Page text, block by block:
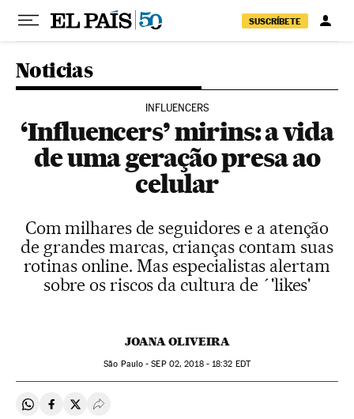
Pular para o conteúdo
SUSCRÍBETE
Noticias
INFLUENCERS
‘Influencers’ mirins: a vida
de uma geração presa ao
celular
Com milhares de seguidores e a atenção
de grandes marcas, crianças contam suas
rotinas online. Mas especialistas alertam
sobre os riscos da cultura de ´'likes'
JOANA OLIVEIRA
São Paulo -SEP02, 2018 - 18:32 EDT
Compartir en Whatsapp
Compartir en Facebook
Compartir en Twitter
Desplegar Redes Sociales